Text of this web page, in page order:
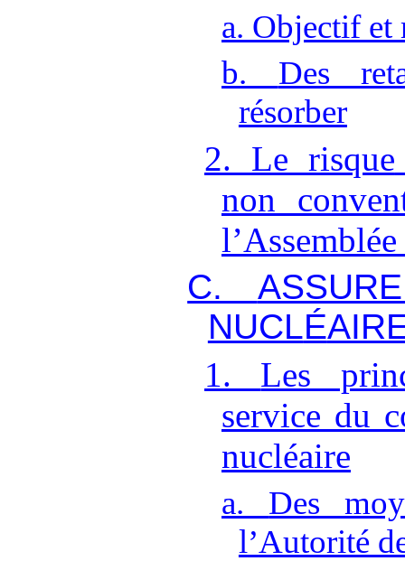
a. Objectif et
b. Des
résorber
2. Le risque
non
l’
C.
NUCLÉ
1. Les
service du
nucléaire
a. Des
l’Autorité